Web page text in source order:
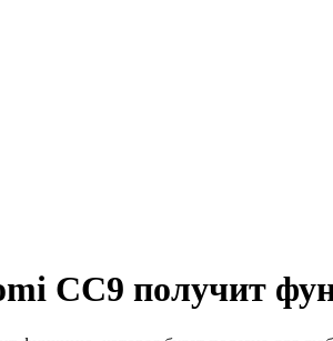
CC9 получит